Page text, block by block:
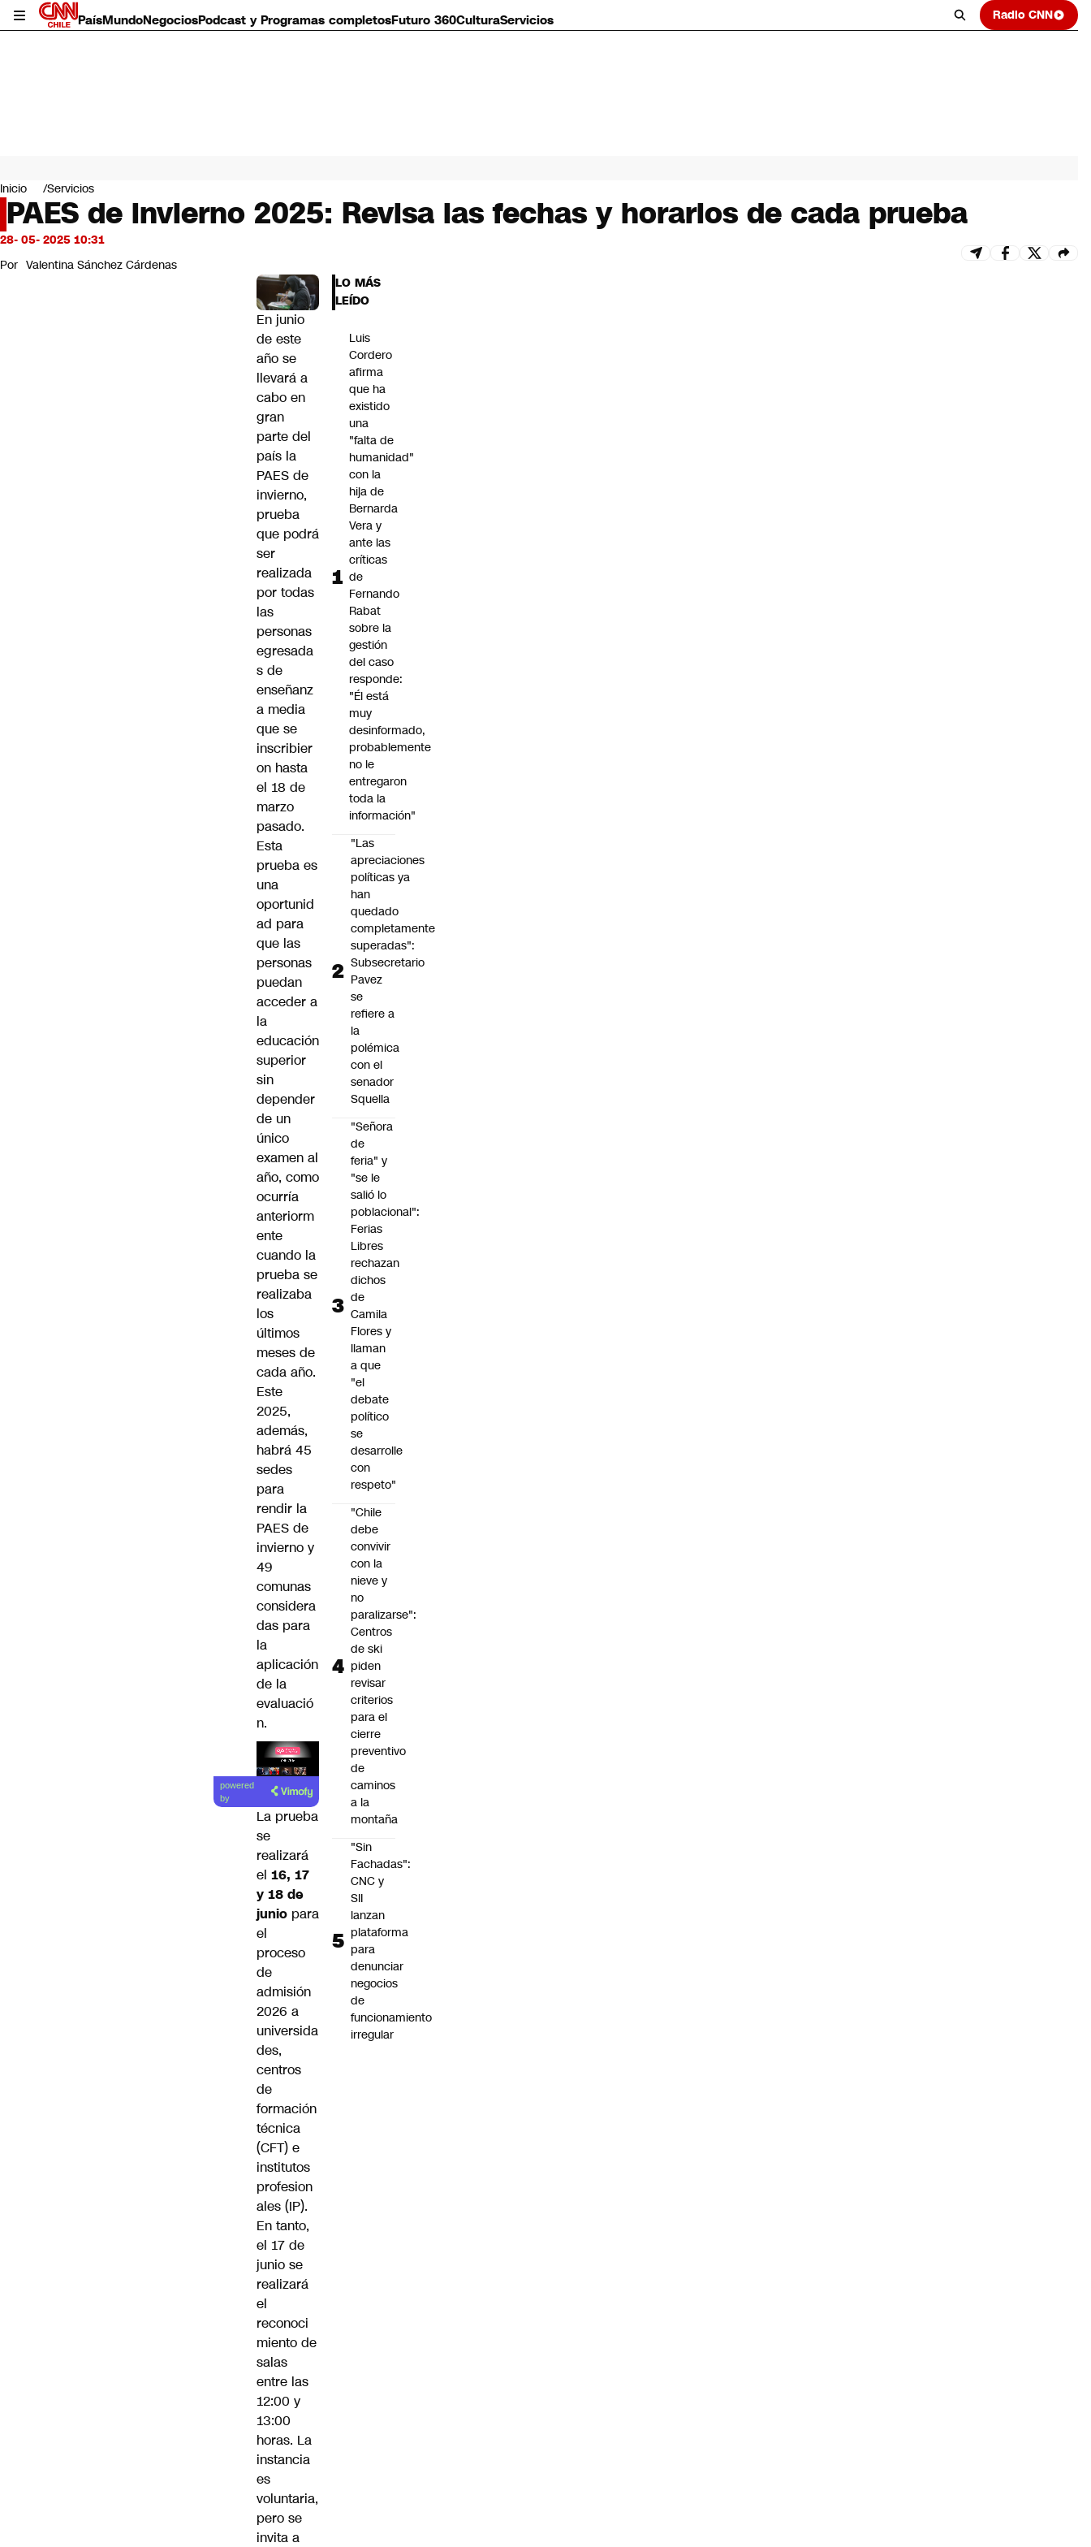
PaísMundoNegociosPodcast y Programas completosFuturo 360CulturaServicios Radio CNN
Mundo
Negocios
Deportes
Programas completos
Servicios
Inicio Servicios
PAES de invierno 2025: Revisa las fechas y horarios de cada prueba
28- 05- 2025 10:31
Por Valentina Sánchez Cárdenas
En junio
de este
año se
llevará a
cabo en
gran
parte del
país la
PAES de
invierno,
prueba
que podrá
ser
realizada
por todas
las
personas
egresada
s de
enseñanz
a media
que se
inscribier
on hasta
el 18 de
marzo
pasado.
Esta
prueba es
una
oportunid
ad para
que las
personas
puedan
acceder a
la
educación
superior
sin
depender
de un
único
examen al
año, como
ocurría
anteriorm
ente
cuando la
prueba se
realizaba
los
últimos
meses de
cada año.
Este
2025,
además,
habrá 45
sedes
para
rendir la
PAES de
invierno y
49
comunas
considera
das para
la
aplicación
de la
evaluació
n.
Lea el
artículo
powered
by
La prueba
se
realizará
el 16, 17
y 18 de
junio para
el
proceso
de
admisión
2026 a
universida
des,
centros
de
formación
técnica
(CFT) e
institutos
profesion
ales (IP).
En tanto,
el 17 de
junio se
realizará
el
reconoci
miento de
salas
entre las
12:00 y
13:00
horas. La
instancia
es
voluntaria,
pero se
invita a
LO MÁS
LEÍDO
Luis
Cordero
afirma
que ha
existido
una
"falta de
humanidad"
con la
hija de
Bernarda
Vera y
ante las
críticas
de
Fernando
Rabat
sobre la
gestión
del caso
responde:
"Él está
muy
desinformado,
probablemente
no le
entregaron
toda la
información"
"Las
apreciaciones
políticas ya
han
quedado
completamente
superadas":
Subsecretario
Pavez
se
refiere a
la
polémica
con el
senador
Squella
"Señora
de
feria" y
"se le
salió lo
poblacional":
Ferias
Libres
rechazan
dichos
de
Camila
Flores y
llaman
a que
"el
debate
político
se
desarrolle
con
respeto"
"Chile
debe
convivir
con la
nieve y
no
paralizarse":
Centros
de ski
piden
revisar
criterios
para el
cierre
preventivo
de
caminos
a la
montaña
"Sin
Fachadas":
CNC y
SII
lanzan
plataforma
para
denunciar
negocios
de
funcionamiento
irregular